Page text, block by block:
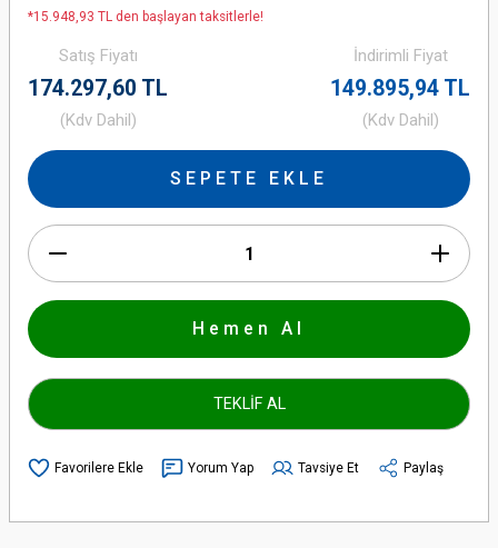
*15.948,93 TL den başlayan taksitlerle!
Satış Fiyatı
174.297,60 TL
(Kdv Dahil)
İndirimli Fiyat
149.895,94 TL
(Kdv Dahil)
SEPETE EKLE
Hemen Al
TEKLİF AL
Yorum Yap Tavsiye Et Paylaş